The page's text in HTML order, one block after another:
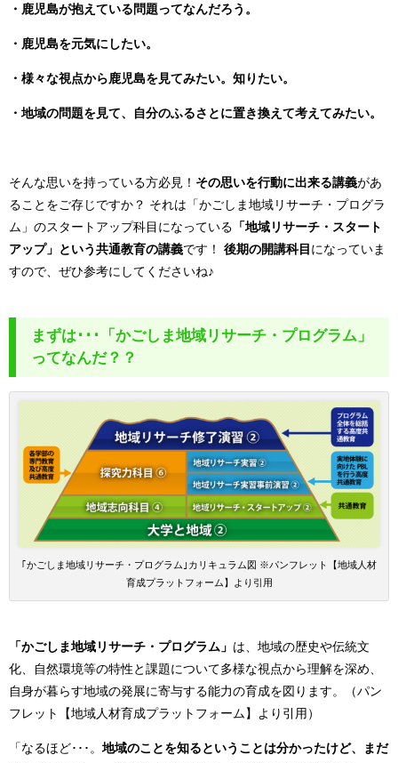
・鹿児島が抱えている問題ってなんだろう。
・鹿児島を元気にしたい。
・様々な視点から鹿児島を見てみたい。知りたい。
・地域の問題を見て、自分のふるさとに置き換えて考えてみたい。
そんな思いを持っている方必見！ その思いを行動に出来る講義があ
ることをご存じですか？ それは「かごしま地域リサーチ・プログラ
ム」のスタートアップ科目になっている 「地域リサーチ・スタート
アップ」という共通教育の講義です！ 後期の開講科目 になっていま
すので、ぜひ参考にしてくださいね♪
まずは･･･「かごしま地域リサーチ・プログラム」
ってなんだ？？
｢かごしま地域リサーチ・プログラム｣カリキュラム図 ※パンフレット【地域人材
育成プラットフォーム】より引用
「かごしま地域リサーチ・プログラム」 は、地域の歴史や伝統文
化、自然環境等の特性と課題について多様な視点から理解を深め、
自身が暮らす地域の発展に寄与する能力の育成を図ります。（パン
フレット【地域人材育成プラットフォーム】より引用）
「なるほど･･･。 地域のことを知るということは分かったけど、まだ